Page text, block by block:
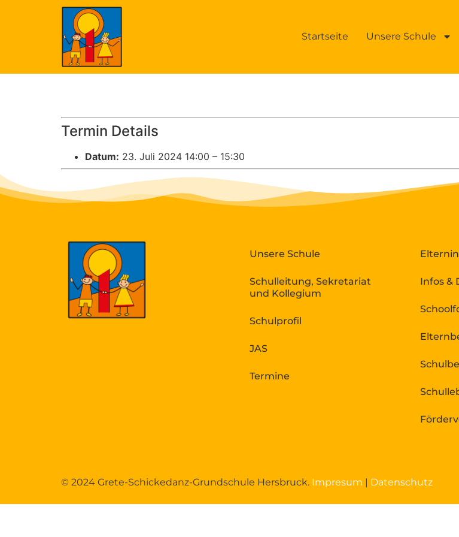
Startseite Unsere Schule
Termin Details
Datum: 23. Juli 2024 14:00 – 15:30
Unsere Schule
Schulleitung, Sekretariat
und Kollegium
Schulprofil
JAS
Termine
Infos &
© 2024 Grete-Schickedanz-Grundschule Hersbruck. Impresum | Datenschutz